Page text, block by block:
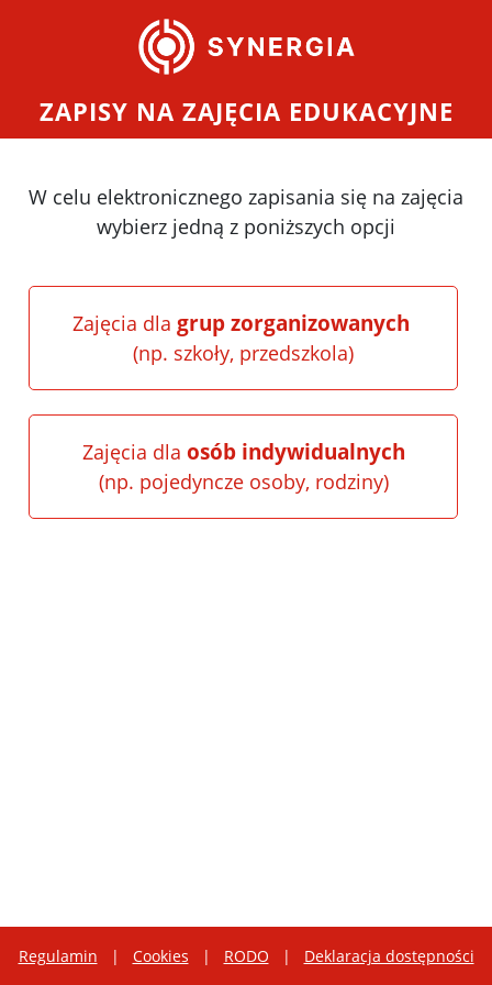
ZAPISY NA ZAJĘCIA EDUKACYJNE
W celu elektronicznego zapisania się na zajęcia
wybierz jedną z poniższych opcji
Zajęcia dla grup zorganizowanych
(np. szkoły, przedszkola)
Zajęcia dla osób indywidualnych
(np. pojedyncze osoby, rodziny)
Regulamin | Cookies | RODO | Deklaracja dostępności